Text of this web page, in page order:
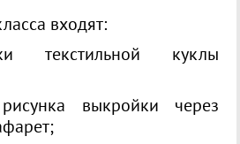
входят:
текстильной куклы
выкройки через